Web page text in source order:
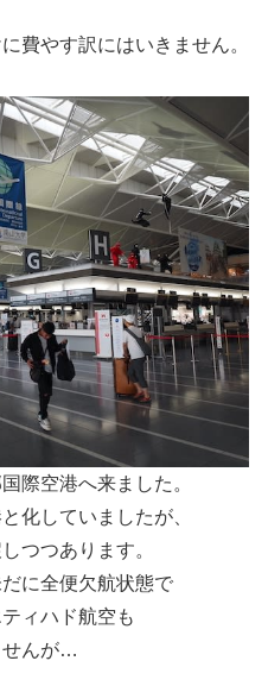
費やす訳にはいきません。
際空港へ来ました。
化していましたが、
つつあります。
に全便欠航状態で
ィハド航空も
せんが…